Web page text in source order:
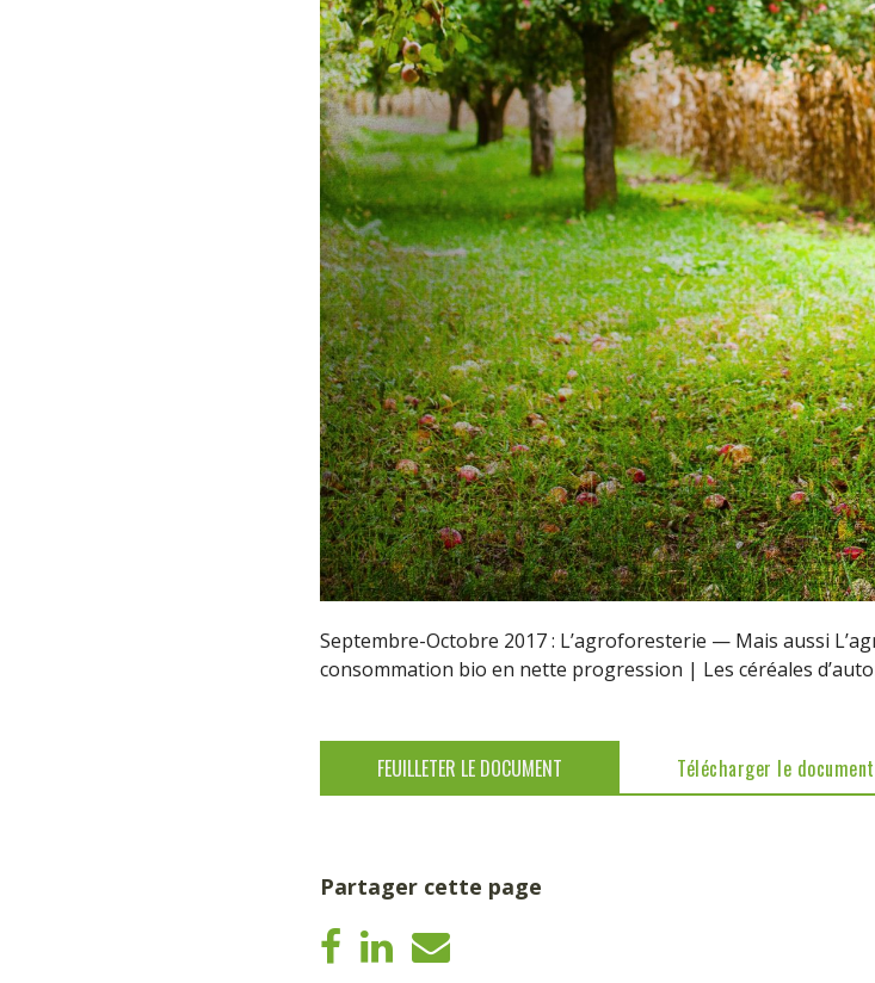
Septembre-Octobre 2017 : L’agroforesterie — Mais aussi
consommation bio en nette progression | Les céréales
FEUILLETER LE DOCUMENT Télécharger le
Partager cette page